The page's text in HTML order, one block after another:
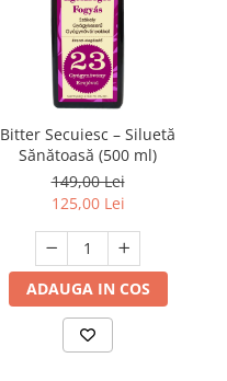
Bitter Secuiesc – Siluetă
Sănătoasă (500 ml)
149,00 Lei
125,00 Lei
ADAUGA IN COS